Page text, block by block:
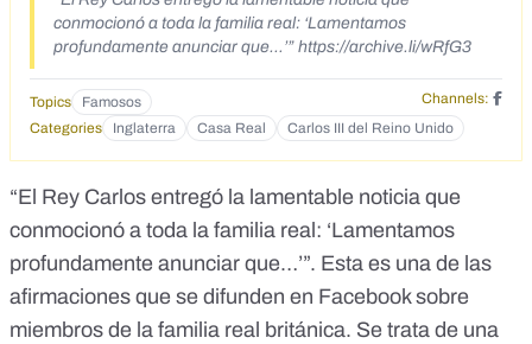
conmocionó a toda la familia real: ‘Lamentamos
profundamente anunciar que…’” https://archive.li/wRfG3
Topics Famosos
Channels:
Categories
Inglaterra Casa Real Carlos III del Reino Unido
“El Rey Carlos entregó la lamentable noticia que
conmocionó a toda la familia real: ‘Lamentamos
profundamente anunciar que…’”. Esta es una de las
afirmaciones que se difunden en Facebook sobre
miembros de la familia real británica. Se trata de una